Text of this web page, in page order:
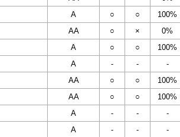
A
○ ○
100%
AA
○ ×
0%
A
○ ○
100%
A
- -
-
AA
○ ○
100%
AA
○ ○
100%
A
- -
-
A
- -
-